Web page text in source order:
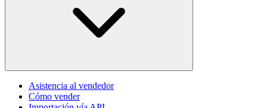
Asistencia al vendedor
Cómo vender